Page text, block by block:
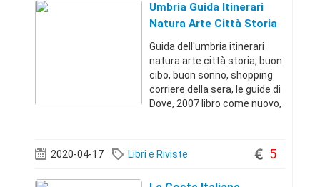
Umbria Guida Itinerari
Natura Arte Città Storia
Guida dell'umbria itinerari
natura arte città storia, buon
cibo, buon sonno, shopping
corriere della sera, le guide di
Dove, 2007 libro come nuovo,
spedire o ritiro a riano o roma
Ho molte altre guid
2020-04-17 Libri e Riviste 5